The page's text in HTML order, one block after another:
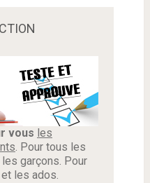
vous les
. Pour tous les
garçons. Pour
les ados.